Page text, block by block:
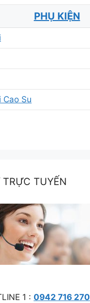
PHỤ KIỆN
Cao Su
TRỰC TUYẾN
1 : 0942 716 270